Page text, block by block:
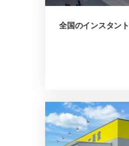
全国のインスタン